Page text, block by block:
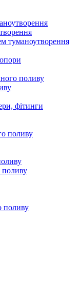
туманоутворення
поливу
фітинги
поливу
поливу
поливу